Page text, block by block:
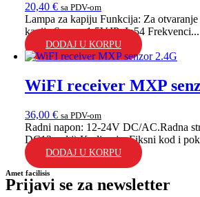
20,40 € sa PDV-om
Lampa za kapiju Funkcija: Za
kapija.Snaga: 1.5V.IP: Ip54 Frekvenci...
DODAJ U KORPU
WiFI receiver MXP
36,00 € sa PDV-om
Radni napon: 12-24V DC/AC.Radna
DC12 volti) Kodiranje: Fiksni kod i
DODAJ U KORPU
Amet facilisis
Prijavi se za newsletter